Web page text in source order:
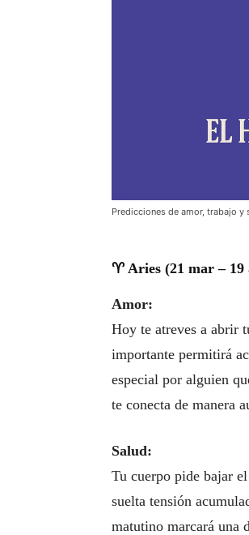
Predicciones de amor, trabajo y
♈ Aries (21 mar – 19
Amor:
Hoy te atreves a abrir
importante permitirá
especial por alguien
te conecta de manera
Salud:
Tu cuerpo pide bajar
suelta tensión
matutino marcará una